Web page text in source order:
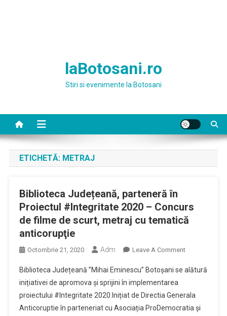
laBotosani.ro
Stiri si evenimente la Botosani
ETICHETĂ: METRAJ
Biblioteca Județeană, parteneră în
Proiectul #Integritate 2020 – Concurs
de filme de scurt, metraj cu tematică
anticorupţie
Octombrie 21, 2020 Adm Leave A CommentOn
Județeană,
În
Proiectul
Biblioteca Județeană ”Mihai Eminescu” Botoșani se alătură
inițiativei de apromova și sprijini în implementarea
proiectului #Integritate 2020.Inițiat de Directia Generala
Anticoruptie în parteneriat cu Asociația ProDemocratia și